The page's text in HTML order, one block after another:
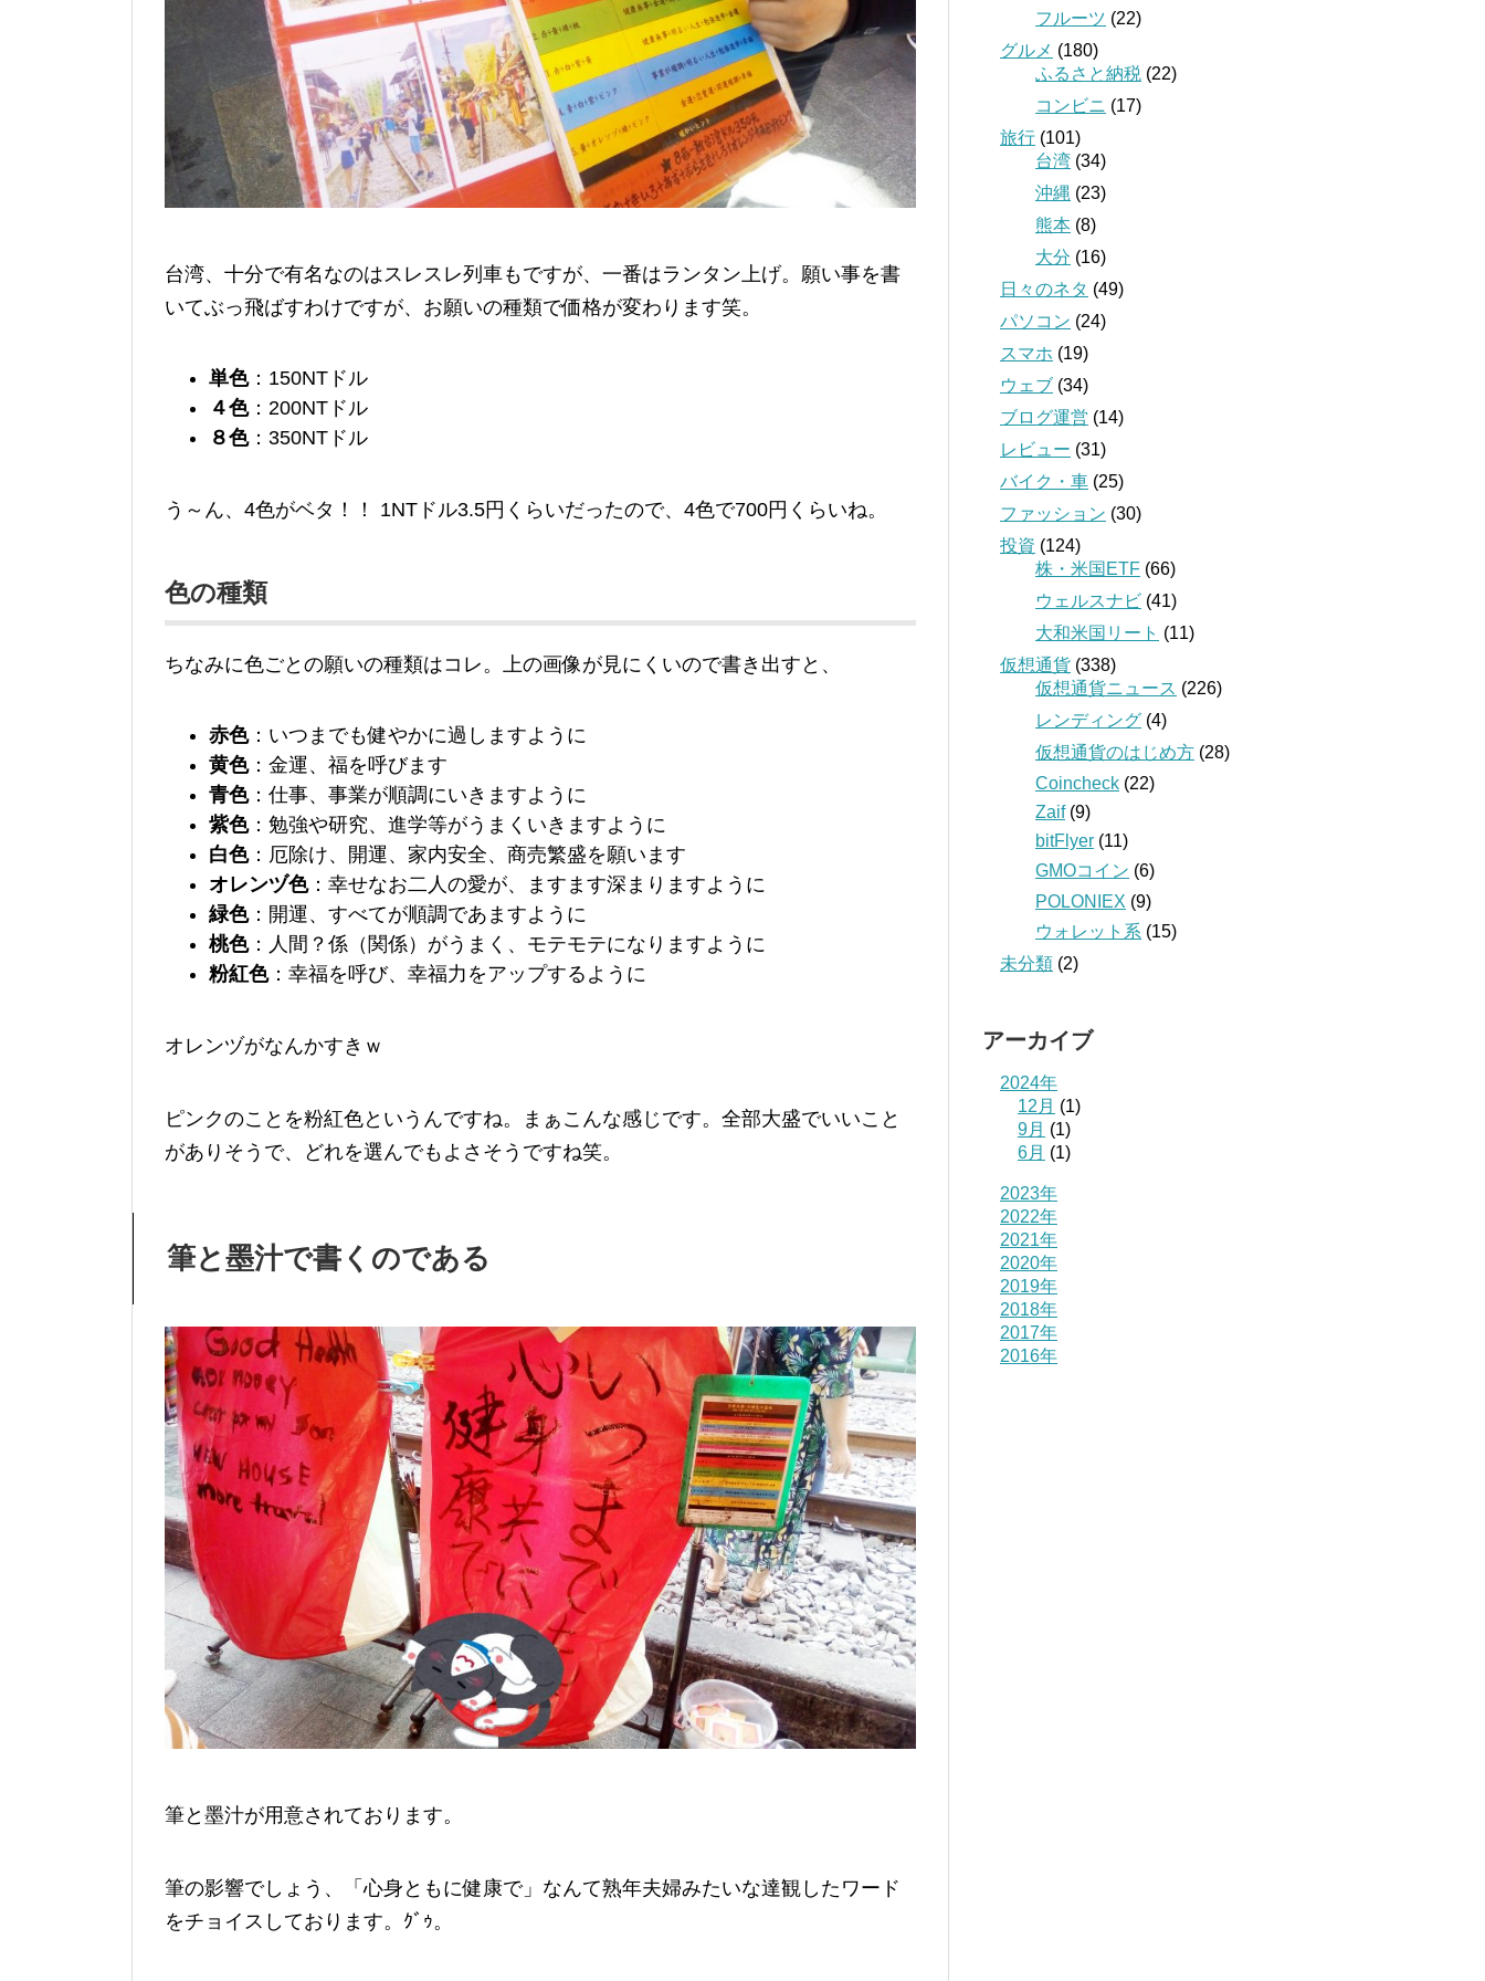
台湾、十分で有名なのはスレスレ列車もですが、一番はランタン上げ。願い事を書
いてぶっ飛ばすわけですが、お願いの種類で価格が変わります笑。
単色：150NTドル
４色：200NTドル
８色：350NTドル
う～ん、4色がベタ！！ 1NTドル3.5円くらいだったので、4色で700円くらいね。
色の種類
ちなみに色ごとの願いの種類はコレ。上の画像が見にくいので書き出すと、
赤色：いつまでも健やかに過しますように
黄色：金運、福を呼びます
青色：仕事、事業が順調にいきますように
紫色：勉強や研究、進学等がうまくいきますように
白色：厄除け、開運、家内安全、商売繁盛を願います
オレンヅ色：幸せなお二人の愛が、ますます深まりますように
緑色：開運、すべてが順調であますように
桃色：人間？係（関係）がうまく、モテモテになりますように
粉紅色：幸福を呼び、幸福力をアップするように
オレンヅがなんかすきｗ
ピンクのことを粉紅色というんですね。まぁこんな感じです。全部大盛でいいこと
がありそうで、どれを選んでもよさそうですね笑。
筆と墨汁で書くのである
筆と墨汁が用意されております。
筆の影響でしょう、「心身ともに健康で」なんて熟年夫婦みたいな達観したワード
をチョイスしております。ｸﾞｩ。
フルーツ (22)
グルメ (180)
ふるさと納税 (22)
コンビニ (17)
旅行 (101)
台湾 (34)
沖縄 (23)
熊本 (8)
大分 (16)
日々のネタ (49)
パソコン (24)
スマホ (19)
ウェブ (34)
ブログ運営 (14)
レビュー (31)
バイク・車 (25)
ファッション (30)
投資 (124)
株・米国ETF (66)
ウェルスナビ (41)
大和米国リート (11)
仮想通貨 (338)
仮想通貨ニュース (226)
レンディング (4)
仮想通貨のはじめ方 (28)
Coincheck (22)
Zaif(9)
bitFlyer (11)
GMOコイン (6)
POLONIEX (9)
ウォレット系 (15)
未分類 (2)
アーカイブ
2024年
12月 (1)
9月 (1)
6月 (1)
2023年
2022年
2021年
2020年
2019年
2018年
2017年
2016年